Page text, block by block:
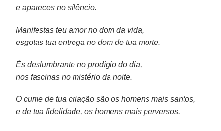
e apareces no silêncio.
Manifestas teu amor no dom da vida,
esgotas tua entrega no dom de tua morte.
És deslumbrante no prodígio do dia,
nos fascinas no mistério da noite.
O cume de tua criação são os homens mais santos,
e de tua fidelidade, os homens mais perversos.